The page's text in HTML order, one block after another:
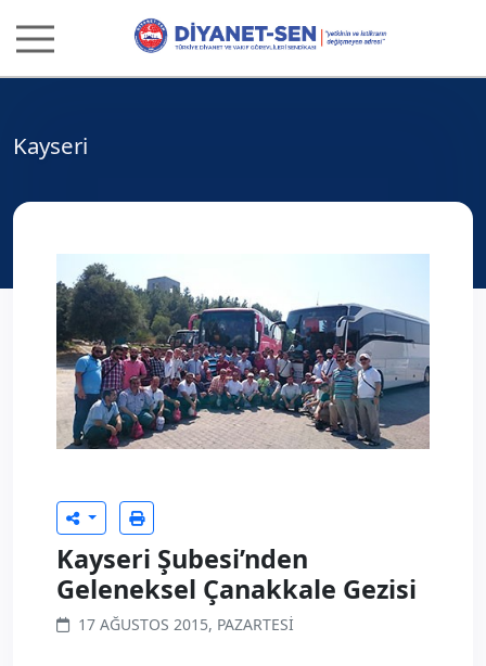
Kayseri
Kayseri Şubesi’nden
Geleneksel Çanakkale Gezisi
17 AĞUSTOS 2015, PAZARTESI